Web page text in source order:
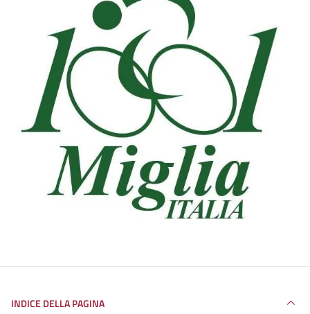
INDICE DELLA PAGINA